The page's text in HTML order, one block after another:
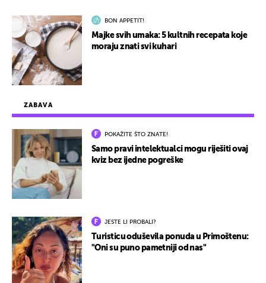
ZABAVA
POKAŽITE ŠTO ZNATE!
Samo pravi intelektualci mogu riješiti ovaj
kviz bez ijedne pogreške
JESTE LI PROBALI?
Turisticu oduševila ponuda u Primoštenu:
"Oni su puno pametniji od nas"
BON APPETIT!
Majke svih umaka: 5 kultnih recepata koje
moraju znati svi kuhari